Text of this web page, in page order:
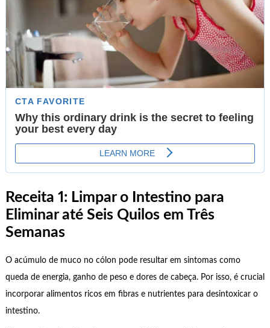
Receita 1: Limpar o Intestino para
Eliminar até Seis Quilos em Três
Semanas
O acúmulo de muco no cólon pode resultar em sintomas como
queda de energia, ganho de peso e dores de cabeça. Por isso, é crucial
incorporar alimentos ricos em fibras e nutrientes para desintoxicar o
intestino.